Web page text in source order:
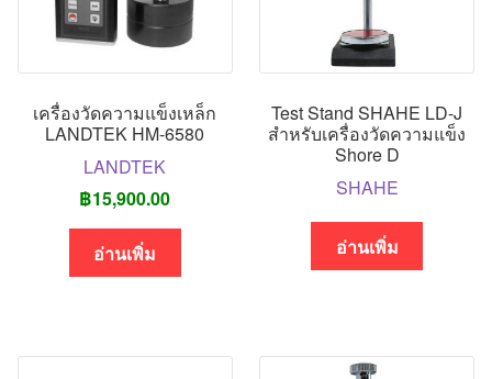
เครื่องวัดความแข็งเหล็ก
LANDTEK HM-6580
LANDTEK
฿15,900.00
อ่านเพิ่ม
Test Stand SHAHE LD-J
สำหรับเครื่องวัดความแข็ง
Shore D
SHAHE
อ่านเพิ่ม